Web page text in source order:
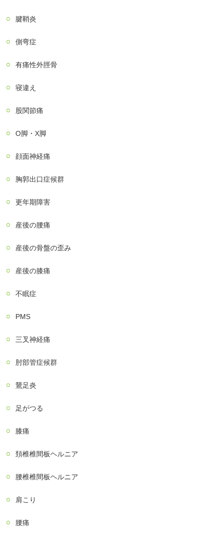
腱鞘炎
側弯症
有痛性外脛骨
寝違え
股関節痛
О脚・X脚
顔面神経痛
胸郭出口症候群
更年期障害
産後の腰痛
産後の骨盤の歪み
産後の膝痛
不眠症
PMS
三叉神経痛
肘部管症候群
鵞足炎
足がつる
膝痛
頚椎椎間板ヘルニア
腰椎椎間板ヘルニア
肩こり
腰痛